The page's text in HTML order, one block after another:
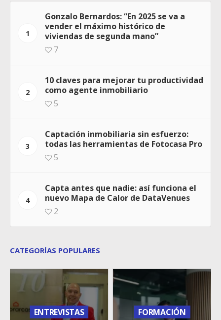
1
Gonzalo Bernardos: “En 2025 se va a
vender el máximo histórico de
viviendas de segunda mano”
7
2
10 claves para mejorar tu productividad
como agente inmobiliario
5
3
Captación inmobiliaria sin esfuerzo:
todas las herramientas de Fotocasa Pro
5
4
Capta antes que nadie: así funciona el
nuevo Mapa de Calor de DataVenues
2
CATEGORÍAS POPULARES
ENTREVISTAS FORMACIÓN